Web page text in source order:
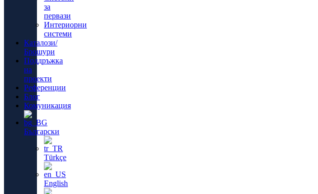
за
первази
Интериорни
системи
Каталози/
Брошури
Поддръжка
на
проекти
Референции
Блог
Комуникация
Български
Türkçe
English